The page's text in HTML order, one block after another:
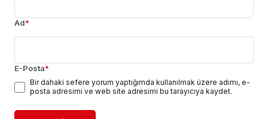
Ad*
E-Posta*
Bir dahaki sefere yorum yaptığımda kullanılmak üzere adımı, e-
posta adresimi ve web site adresimi bu tarayıcıya kaydet.